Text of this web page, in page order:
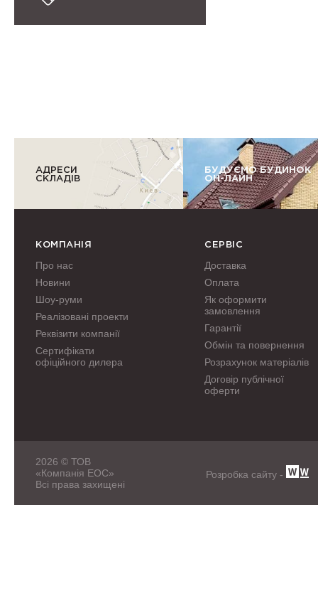
АДРЕСИ
СКЛАДІВ
БУДУЄМО БУДИНОК
ОН-ЛАЙН
КОМПАНІЯ
Про нас
Новини
Шоу-руми
Реалізовані проекти
Реквізити компанії
Сертифікати
офіційного дилера
СЕРВІС
Доставка
Оплата
Як оформити
замовлення
Гарантії
Обмін та повернення
Розрахунок матеріалів
Договір публічної
оферти
2026 © ТОВ
«Компанія ЕОС»
Всі права захищені
Розробка сайту -